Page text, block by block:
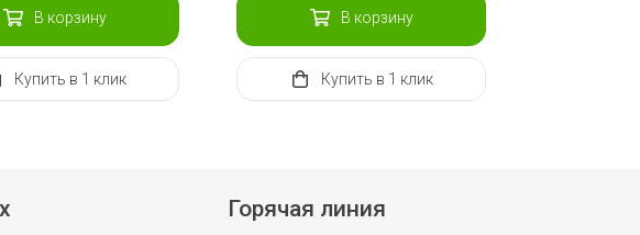
В корзину
Купить в 1 клик
В корзину
Купить в 1 клик
Горячая линия